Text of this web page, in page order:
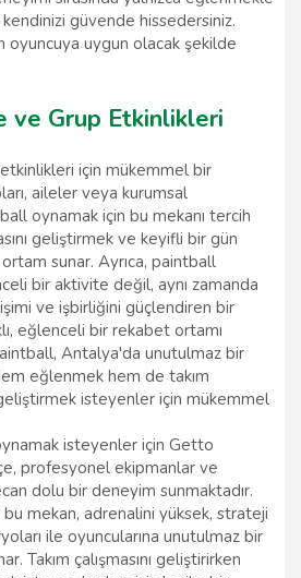
güvende hissedersiniz.
oyuncuya uygun olacak şekilde
ve Grup Etkinlikleri
için mükemmel bir
aileler veya kurumsal
oynamak için bu mekanı tercih
geliştirmek ve keyifli bir gün
sunar. Ayrıca, paintball
bir aktivite değil, aynı zamanda
ve işbirliğini güçlendiren bir
eğlenceli bir rekabet ortamı
Antalya'da unutulmaz bir
eğlenmek hem de takım
isteyenler için mükemmel
isteyenler için Getto
profesyonel ekipmanlar ve
dolu bir deneyim sunmaktadır.
mekan, adrenalini yüksek, strateji
ile oyuncularına unutulmaz bir
Takım çalışmasını geliştirirken